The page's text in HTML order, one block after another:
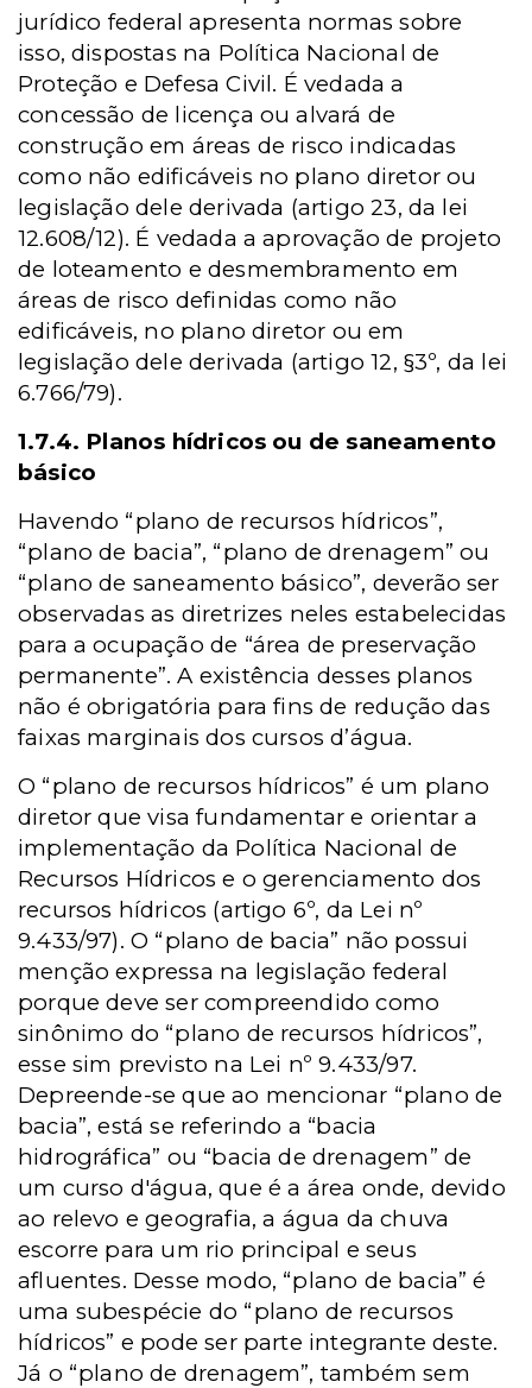
jurídico federal apresenta normas sobre
isso, dispostas na Política Nacional de
Proteção e Defesa Civil. É vedada a
concessão de licença ou alvará de
construção em áreas de risco indicadas
como não edificáveis no plano diretor ou
legislação dele derivada (artigo 23, da lei
12.608/12). É vedada a aprovação de projeto
de loteamento e desmembramento em
áreas de risco definidas como não
edificáveis, no plano diretor ou em
legislação dele derivada (artigo 12, §3º, da lei
6.766/79).
1.7.4. Planos hídricos ou de saneamento
básico
Havendo “plano de recursos hídricos”,
“plano de bacia”, “plano de drenagem” ou
“plano de saneamento básico”, deverão ser
observadas as diretrizes neles estabelecidas
para a ocupação de “área de preservação
permanente”. A existência desses planos
não é obrigatória para fins de redução das
faixas marginais dos cursos d’água.
O “plano de recursos hídricos” é um plano
diretor que visa fundamentar e orientar a
implementação da Política Nacional de
Recursos Hídricos e o gerenciamento dos
recursos hídricos (artigo 6º, da Lei nº
9.433/97). O “plano de bacia” não possui
menção expressa na legislação federal
porque deve ser compreendido como
sinônimo do “plano de recursos hídricos”,
esse sim previsto na Lei nº 9.433/97.
Depreende-se que ao mencionar “plano de
bacia”, está se referindo a “bacia
hidrográfica” ou “bacia de drenagem” de
um curso d'água, que é a área onde, devido
ao relevo e geografia, a água da chuva
escorre para um rio principal e seus
afluentes. Desse modo, “plano de bacia” é
uma subespécie do “plano de recursos
hídricos” e pode ser parte integrante deste.
Já o “plano de drenagem”, também sem